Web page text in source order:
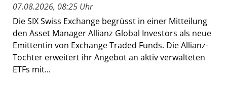
07.08.2026, 08:25 Uhr
Die SIX Swiss Exchange begrüsst in einer Mitteilung
den Asset Manager Allianz Global Investors als neue
Emittentin von Exchange Traded Funds. Die Allianz-
Tochter erweitert ihr Angebot an aktiv verwalteten
ETFs mit...